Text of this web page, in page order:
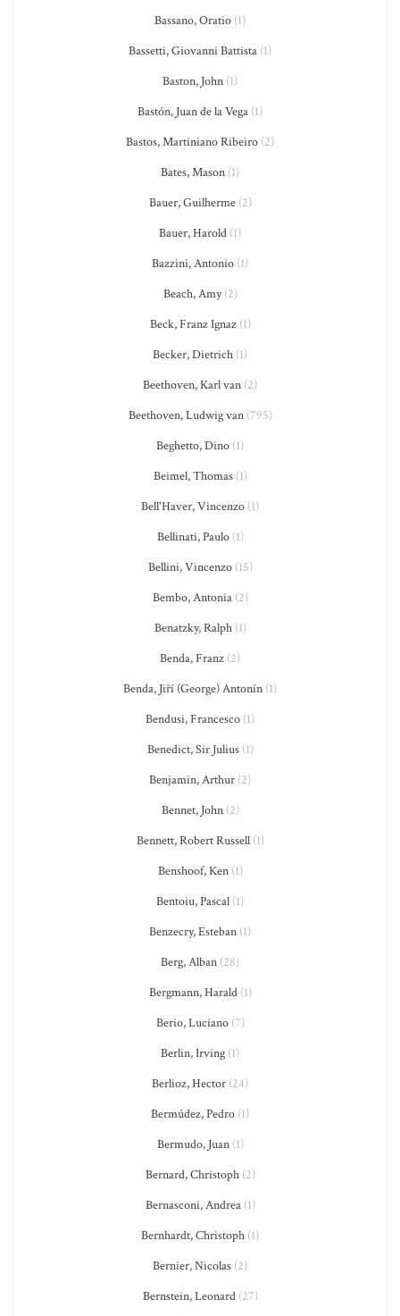
Bassano, Oratio (1)
Bassetti, Giovanni Battista (1)
Baston, John (1)
Bastón, Juan de la Vega (1)
Bastos, Martiniano Ribeiro (2)
Bates, Mason (1)
Bauer, Guilherme(2)
Bauer, Harold (1)
Bazzini, Antonio (1)
Beach, Amy(2)
Beck, Franz Ignaz(1)
Becker, Dietrich (1)
Beethoven, Karl van (2)
Beethoven, Ludwig van(795)
Beghetto, Dino (1)
Beimel, Thomas(1)
Bell'Haver, Vincenzo (1)
Bellinati, Paulo(1)
Bellini, Vincenzo(15)
Bembo, Antonia(2)
Benatzky, Ralph(1)
Benda, Franz (2)
Benda, Jiří (George) Antonín (1)
Bendusi, Francesco (1)
Benedict, Sir Julius(1)
Benjamin, Arthur (2)
Bennet, John(2)
Bennett, Robert Russell(1)
Benshoof, Ken(1)
Bentoiu, Pascal (1)
Benzecry, Esteban (1)
Berg, Alban (28)
Bergmann, Harald(1)
Berio, Luciano(7)
Berlin, Irving (1)
Berlioz, Hector (24)
Bermúdez, Pedro (1)
Bermudo, Juan(1)
Bernard, Christoph(2)
Bernasconi, Andrea(1)
Bernhardt, Christoph (1)
Bernier, Nicolas (2)
Bernstein, Leonard(27)